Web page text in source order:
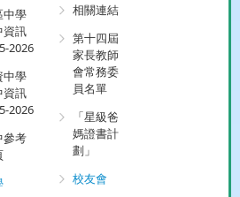
中學
資訊
2026
中學
資訊
2026
參考
相關連結
第十四屆
家長教師
會常務委
員名單
「星級爸
媽證書計
劃」
校友會